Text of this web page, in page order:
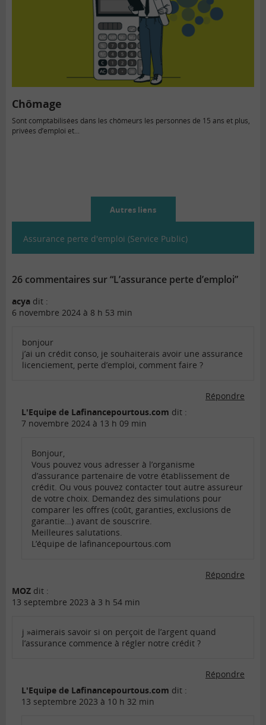
Chômage
Sont comptabilisées dans les chômeurs les personnes de 15 ans et plus,
privées d’emploi et...
Autres liens
Assurance perte d'emploi (Service Public)
26 commentaires sur “L’assurance perte d’emploi”
acya dit :
6 novembre 2024 à 8 h 53 min
bonjour
j’ai un crédit conso, je souhaiterais avoir une assurance
licenciement, perte d’emploi, comment faire ?
Répondre
L'Equipe de Lafinancepourtous.com dit :
7 novembre 2024 à 13 h 09 min
Bonjour,
Vous pouvez vous adresser à l’organisme
d’assurance partenaire de votre établissement de
crédit. Ou vous pouvez contacter tout autre assureur
de votre choix. Demandez des simulations pour
comparer les offres (coût, garanties, exclusions de
garantie…) avant de souscrire.
Meilleures salutations.
L’équipe de lafinancepourtous.com
Répondre
MOZ dit :
13 septembre 2023 à 3 h 54 min
j »aimerais savoir si on perçoit de l’argent quand
l’assurance commence à régler notre crédit ?
Répondre
L'Equipe de Lafinancepourtous.com dit :
13 septembre 2023 à 10 h 32 min